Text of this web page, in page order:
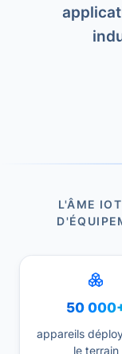
L'ÂME
50
appareils
le terrain